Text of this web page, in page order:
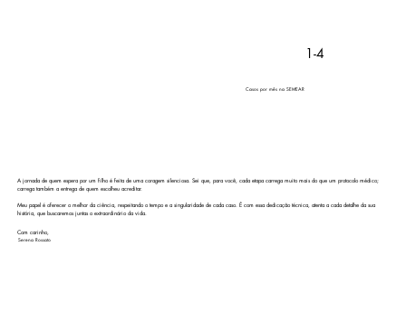
A jornada de quem espera por um filho é feita de uma coragem silenciosa. Sei que, para você, cada etapa carrega muito mais do que um protocolo médico;
carrega também a entrega de quem escolheu acreditar.
​Meu papel é oferecer o melhor da ciência, respeitando o tempo e a singularidade de cada caso. É com essa dedicação técnica, atenta a cada detalhe da sua
história, que buscaremos juntas o extraordinário da vida.
Com carinho,
Serena Rossato
Casos por mês na SEMEAR
1-4